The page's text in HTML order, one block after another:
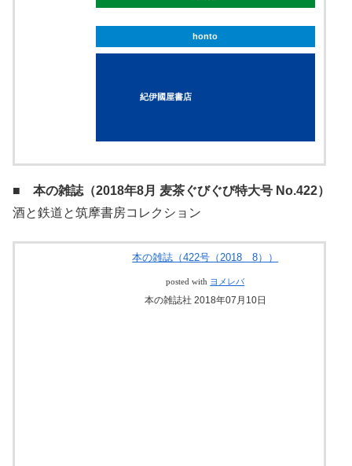
紀伊國屋書店
酒と鉄道と筑摩書房コレクション
本の雑誌（422号（2018 8））